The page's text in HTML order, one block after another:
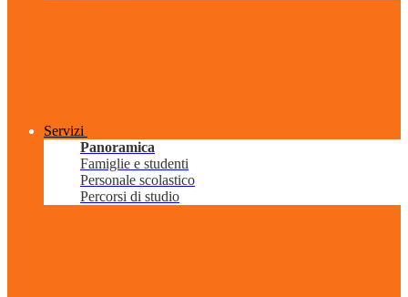
Servizi
Panoramica
Famiglie e studenti
Personale scolastico
Percorsi di studio